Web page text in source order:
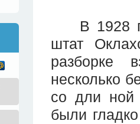
В 1928
штат
разборке
несколько
со дли ной
были